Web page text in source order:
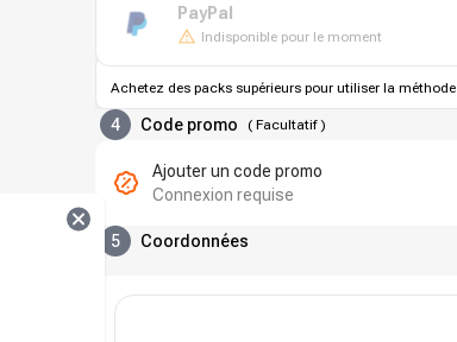
PayPal
Indisponible pour le moment
Achetez des packs supérieurs pour utiliser la méthode
4 Code promo ( Facultatif)
Ajouter un code promo
Connexion requise
5 Coordonnées